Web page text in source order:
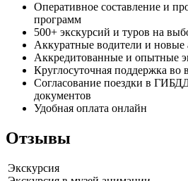
Оперативное составление и
программ
500+ экскурсий и туров на
Аккуратные водители и новые
Аккредитованные и опытные
Круглосуточная поддержка во
Согласование поездки в
документов
Удобная оплата онлайн
Отзывы
Экскурсия